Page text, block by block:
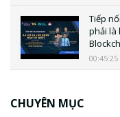
Tiếp
phải là
00:45:25
CHUYÊN MỤC